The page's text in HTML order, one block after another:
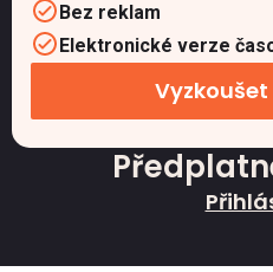
Bez reklam
Elektronické verze
Vyzkoušet